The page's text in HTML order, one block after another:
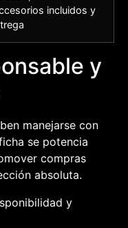
incluidos y
y
manejarse con
se potencia
compras
absoluta.
y